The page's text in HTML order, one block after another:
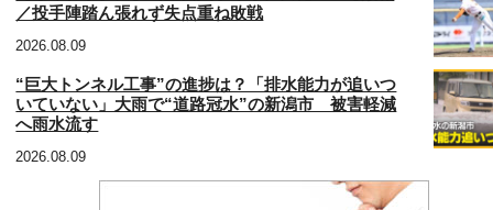
／投手陣踏ん張れず失点重ね敗戦
2026.08.09
“巨大トンネル工事”の進捗は？「排水能力が追いつ
いていない」大雨で“道路冠水”の新潟市 被害軽減
へ雨水流す
2026.08.09